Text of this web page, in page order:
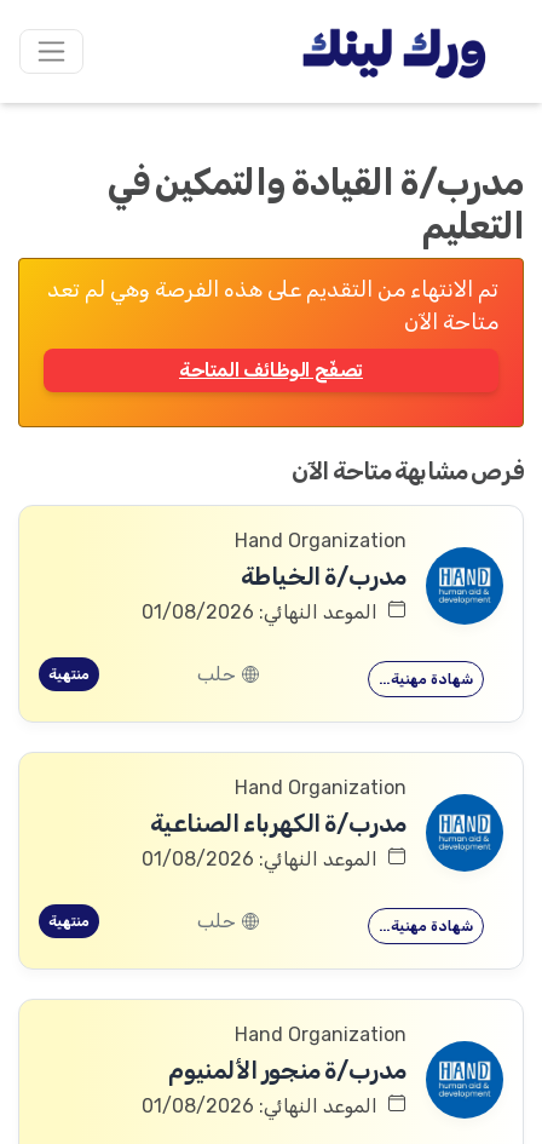
مدرب/ة القيادة والتمكين في
التعليم
تم الانتهاء من التقديم على هذه الفرصة وهي لم تعد
متاحة الآن
تصفّح الوظائف المتاحة
فرص مشابهة متاحة الآن
Hand Organization
مدرب/ة الخياطة
الموعد النهائي: 01/08/2026
شهادة مهنية… حلب منتهية
Hand Organization
مدرب/ة الكهرباء الصناعية
الموعد النهائي: 01/08/2026
شهادة مهنية… حلب منتهية
Hand Organization
مدرب/ة منجور الألمنيوم
الموعد النهائي: 01/08/2026